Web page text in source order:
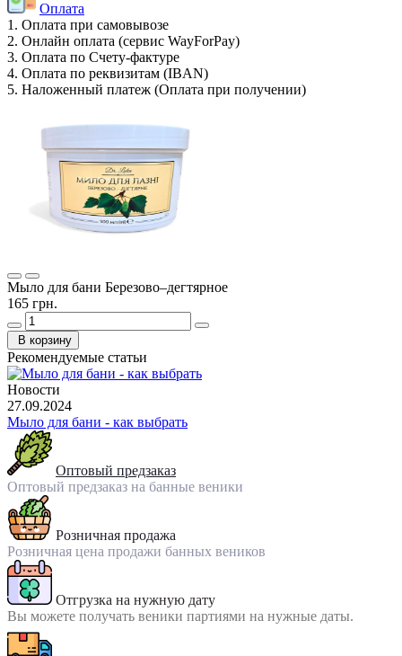
Оплата
1. Оплата при самовывозе
2. Онлайн оплата (сервис WayForPay)
3. Оплата по Счету-фактуре
4. Оплата по реквизитам (IBAN)
5. Наложенный платеж (Оплата при получении)
Мыло для бани Березово–дегтярное
165 грн.
В корзину
Рекомендуемые статьи
Новости
27.09.2024
Мыло для бани - как выбрать
Оптовый предзаказ
Оптовый предзаказ на банные веники
Розничная продажа
Розничная цена продажи банных веников
Отгрузка на нужную дату
Вы можете получать веники партиями на нужные даты.